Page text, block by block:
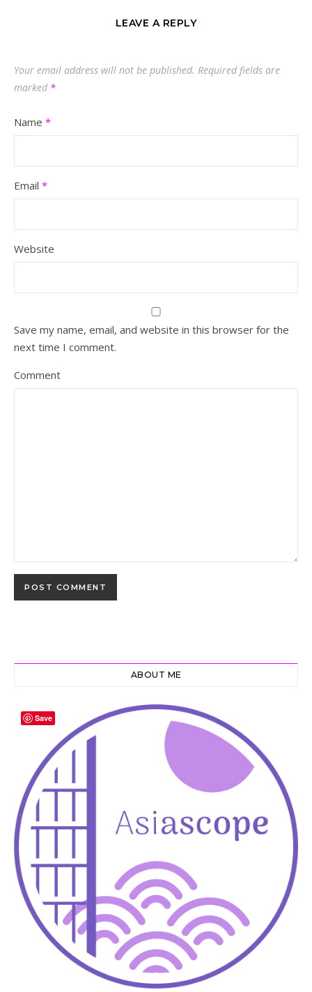
LEAVE A REPLY
Your email address will not be published. Required fields are
marked *
Name *
Email *
Website
Save my name, email, and website in this browser for the
next time I comment.
Comment
ABOUT ME
Save